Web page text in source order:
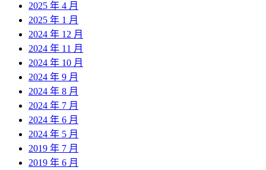
2025 年 4 月
2025 年 1 月
2024 年 12 月
2024 年 11 月
2024 年 10 月
2024 年 9 月
2024 年 8 月
2024 年 7 月
2024 年 6 月
2024 年 5 月
2019 年 7 月
2019 年 6 月